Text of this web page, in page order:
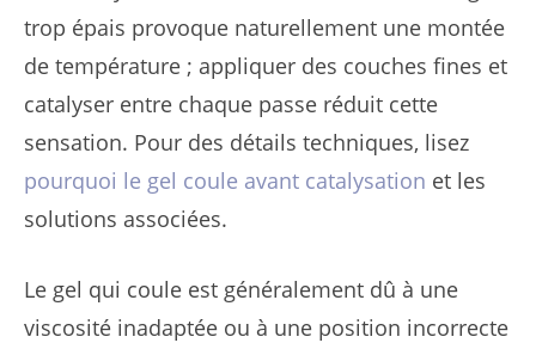
trop épais provoque naturellement une montée
de température ; appliquer des couches fines et
catalyser entre chaque passe réduit cette
sensation. Pour des détails techniques, lisez
pourquoi le gel coule avant catalysation et les
solutions associées.
Le gel qui coule est généralement dû à une
viscosité inadaptée ou à une position incorrecte